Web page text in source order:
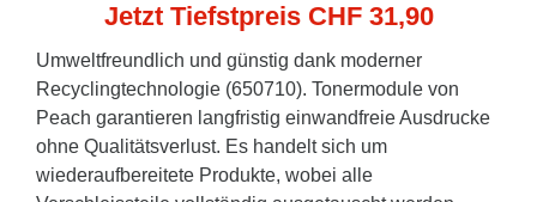
Jetzt Tiefstpreis CHF 31,90
Umweltfreundlich und günstig dank moderner
Recyclingtechnologie (650710). Tonermodule von
Peach garantieren langfristig einwandfreie Ausdrucke
ohne Qualitätsverlust. Es handelt sich um
wiederaufbereitete Produkte, wobei alle